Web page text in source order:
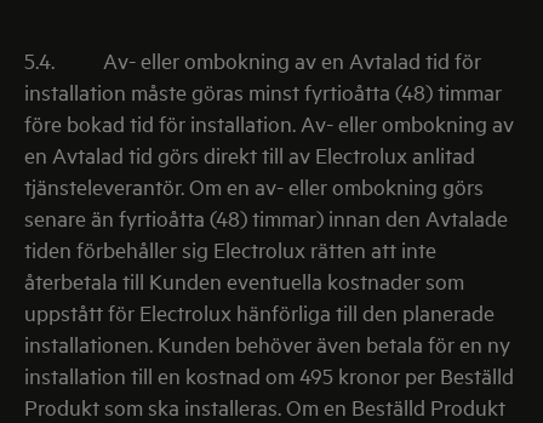
5.4. Av- eller ombokning av en Avtalad tid för
installation måste göras minst fyrtioåtta (48) timmar
före bokad tid för installation. Av- eller ombokning av
en Avtalad tid görs direkt till av Electrolux anlitad
tjänsteleverantör. Om en av- eller ombokning görs
senare än fyrtioåtta (48) timmar) innan den Avtalade
tiden förbehåller sig Electrolux rätten att inte
återbetala till Kunden eventuella kostnader som
uppstått för Electrolux hänförliga till den planerade
installationen. Kunden behöver även betala för en ny
installation till en kostnad om 495 kronor per Beställd
Produkt som ska installeras. Om en Beställd Produkt